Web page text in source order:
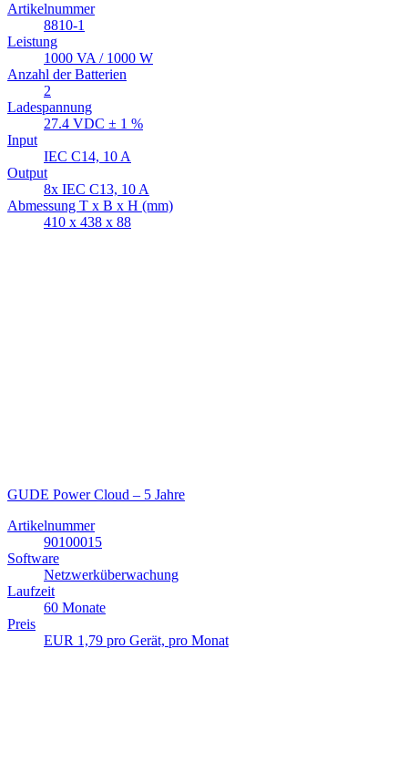
Artikelnummer
8810-1
Leistung
1000 VA / 1000 W
Anzahl der Batterien
2
Ladespannung
27.4 VDC ± 1 %
Input
IEC C14, 10 A
Output
8x IEC C13, 10 A
Abmessung T x B x H (mm)
410 x 438 x 88
GUDE Power Cloud – 5 Jahre
Artikelnummer
90100015
Software
Netzwerküberwachung
Laufzeit
60 Monate
Preis
EUR 1,79 pro Gerät, pro Monat